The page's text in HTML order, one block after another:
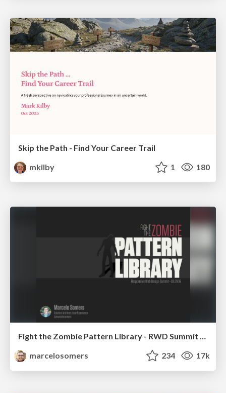
Skip the Path - Find Your Career Trail
mkilby
1 180
Fight the Zombie Pattern Library - RWD Summit 2016
marcelosomers
234 17k